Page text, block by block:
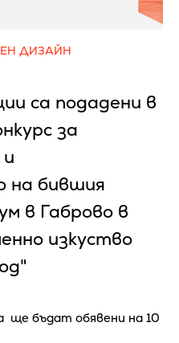
ДИЗАЙН
са подадени в
за
на бившия
в Габрово в
изкуство
ще бъдат обявени на 10